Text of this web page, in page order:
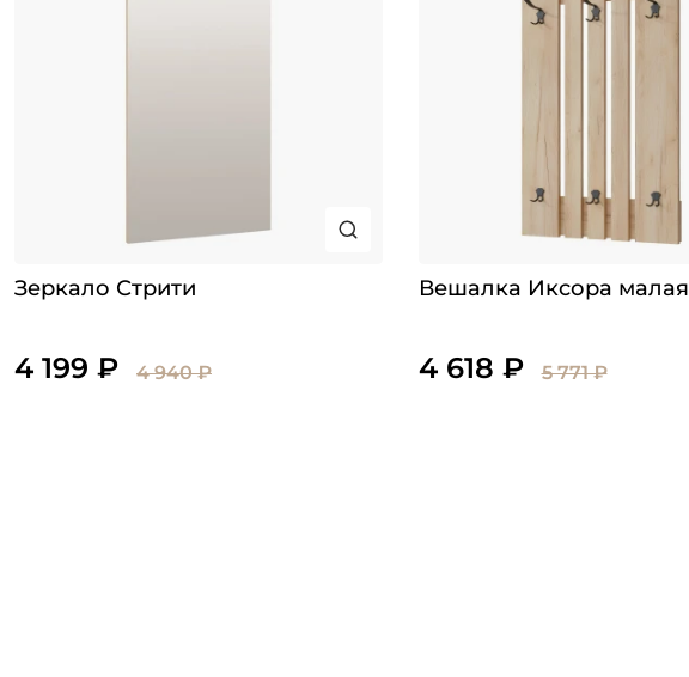
Зеркало Стрити
4 199 ₽ 4 940 ₽
Вешалка Иксора малая
4 618 ₽ 5 771 ₽